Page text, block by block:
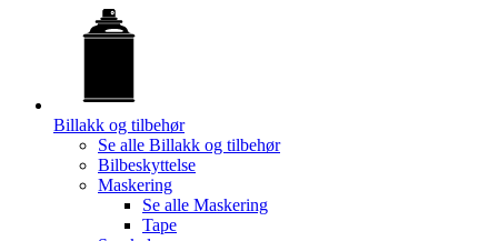
Billakk og tilbehør
Se alle Billakk og tilbehør
Bilbeskyttelse
Maskering
Se alle Maskering
Tape